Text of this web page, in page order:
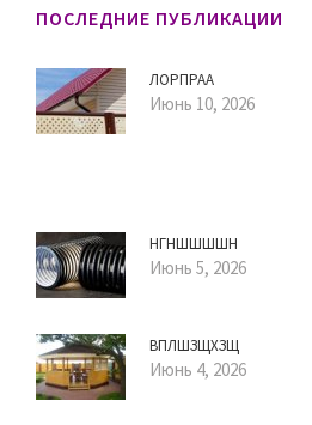
ПОСЛЕДНИЕ ПУБЛИКАЦИИ
ЛОРПРАА
Июнь 10, 2026
НГНШШШШН
Июнь 5, 2026
ВПЛШЗЩХЗЩ
Июнь 4, 2026